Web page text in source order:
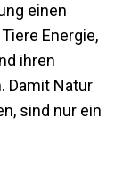
einen
Energie,
ihren
Damit Natur
sind nur ein